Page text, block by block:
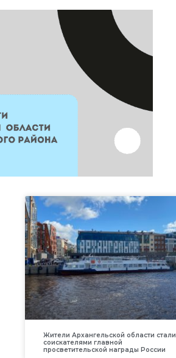
Жители Архангельской области стали
соискателями главной
просветительской награды России